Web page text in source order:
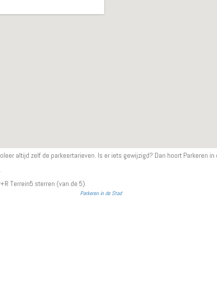
altijd zelf de parkeertarieven. Is er iets gewijzigd? Dan hoort Parkeren in
Terrein5 sterren (van de 5).
Parkeren in de Stad